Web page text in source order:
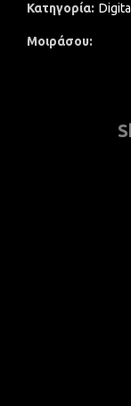
Κατηγορία:
Μοιράσου